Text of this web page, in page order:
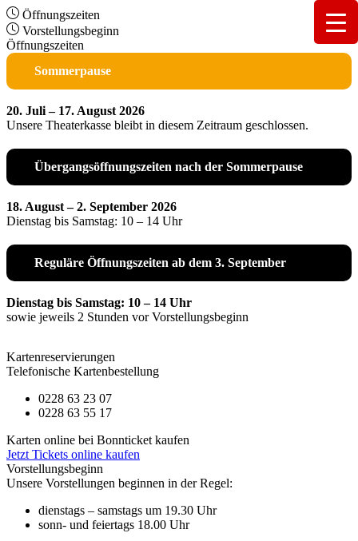
Öffnungszeiten
Vorstellungsbeginn
Öffnungszeiten
Sommerpause
20. Juli – 17. August 2026
Unsere Theaterkasse bleibt in diesem Zeitraum geschlossen.
Übergangsöffnungszeiten nach der Sommerpause
18. August – 2. September 2026
Dienstag bis Samstag: 10 – 14 Uhr
Reguläre Öffnungszeiten ab dem 3. September
Dienstag bis Samstag: 10 – 14 Uhr
sowie jeweils 2 Stunden vor Vorstellungsbeginn
Kartenreservierungen
Telefonische Kartenbestellung
0228 63 23 07
0228 63 55 17
Karten online bei Bonnticket kaufen
Jetzt Tickets online kaufen
Vorstellungsbeginn
Unsere Vorstellungen beginnen in der Regel:
dienstags – samstags um 19.30 Uhr
sonn- und feiertags 18.00 Uhr